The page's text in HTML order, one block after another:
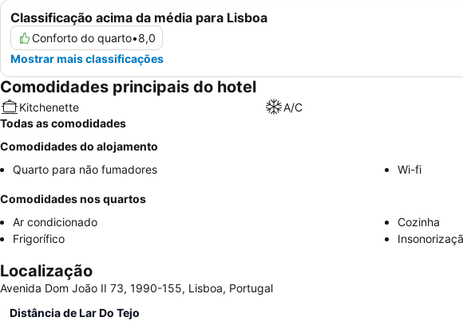
Classificação acima da média para Lisboa
Conforto do quarto•8,0
Mostrar mais classificações
Comodidades principais do hotel
Kitchenette A/C
Todas as comodidades
Comodidades do alojamento
Quarto para não fumadores
Wi-fi
Comodidades nos quartos
Ar condicionado
Cozinha
Frigorífico
Localização
Avenida Dom João II 73, 1990-155, Lisboa, Portugal
Distância de Lar Do Tejo